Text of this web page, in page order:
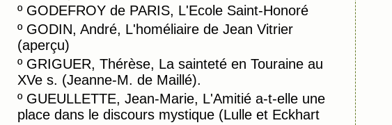
º GODEFROY de PARIS, L'Ecole Saint-Honoré
º GODIN, André, L'homéliaire de Jean Vitrier
(aperçu)
º GRIGUER, Thérèse, La sainteté en Touraine au
XVe s. (Jeanne-M. de Maillé).
º GUEULLETTE, Jean-Marie, L'Amitié a-t-elle une
place dans le discours mystique (Lulle et Eckhart